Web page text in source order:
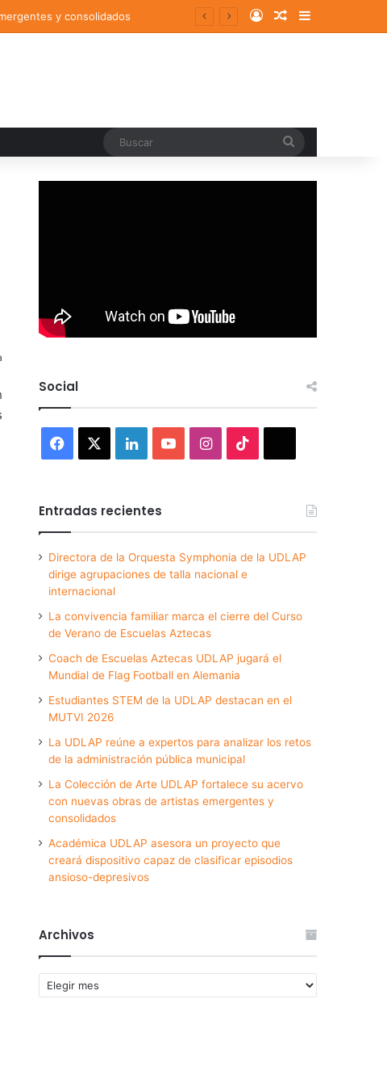
y consolidados Log InRandom Article
Sidebar
Social
Facebook LinkedInYouTubeInstagram
Entradas recientes
Directora de la Orquesta Symphonia de la UDLAP
dirige agrupaciones de talla nacional e
internacional
La convivencia familiar marca el cierre del Curso
de Verano de Escuelas Aztecas
Coach de Escuelas Aztecas UDLAP jugará el
Mundial de Flag Football en Alemania
Estudiantes STEM de la UDLAP destacan en el
MUTVI 2026
La UDLAP reúne a expertos para analizar los retos
de la administración pública municipal
La Colección de Arte UDLAP fortalece su acervo
con nuevas obras de artistas emergentes y
consolidados
Académica UDLAP asesora un proyecto que
creará dispositivo capaz de clasificar episodios
ansioso-depresivos
Archivos
Archivos